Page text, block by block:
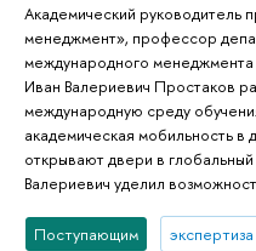
Академический
менеджмент», профессор
международного
Иван Валериевич Простаков
международную среду
академическая мобильность в
открывают двери в
Валериевич уделил
Поступающим экспертиза